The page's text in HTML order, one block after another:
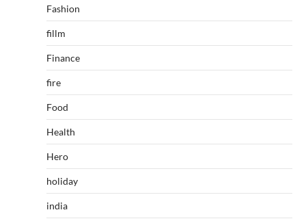
Fashion
fillm
Finance
fire
Food
Health
Hero
holiday
india